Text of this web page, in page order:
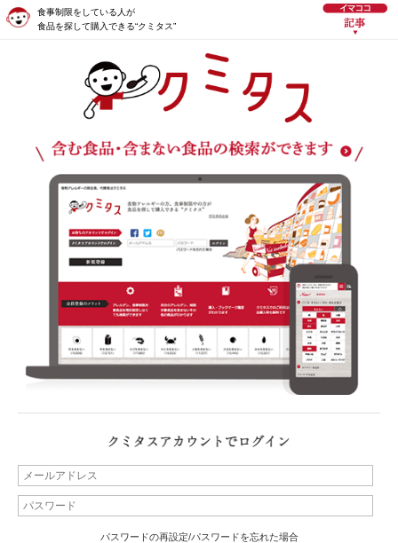
食事制限をしている人が
食品を探して購入できる“クミタス”
パスワードの再設定/パスワードを忘れた場合